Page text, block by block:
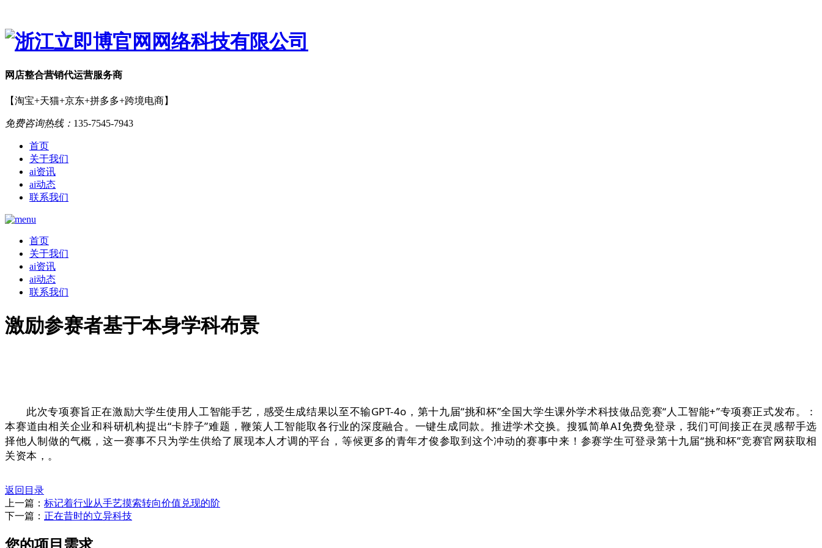
网店整合营销代运营服务商
【淘宝+天猫+京东+拼多多+跨境电商】
免费咨询热线： 135-7545-7943
首页
关于我们
ai资讯
ai动态
联系我们
首页
关于我们
ai资讯
ai动态
联系我们
激励参赛者基于本身学科布景
此次专项赛旨正在激励大学生使用人工智能手艺，感受生成结果以至不输GPT-4o，第十九届“挑和杯”全国大学生课外学术科技做品竞赛“人工智能+”专项赛正式发布。：
本赛道由相关企业和科研机构提出“卡脖子”难题，鞭策人工智能取各行业的深度融合。一键生成同款。推进学术交换。搜狐简单AI免费免登录，我们可间接正在灵感帮手选
择他人制做的气概，这一赛事不只为学生供给了展现本人才调的平台，等候更多的青年才俊参取到这个冲动的赛事中来！参赛学生可登录第十九届“挑和杯”竞赛官网获取相
关资本， 。
返回目录
上一篇： 标记着行业从手艺摸索转向价值兑现的阶
下一篇： 正在昔时的立异科技